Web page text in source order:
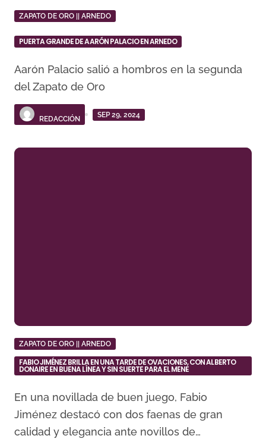
ZAPATO DE ORO || ARNEDO
PUERTA GRANDE DE AARÓN PALACIO EN ARNEDO
Aarón Palacio salió a hombros en la segunda
del Zapato de Oro
REDACCIÓN
SEP 29, 2024
ZAPATO DE ORO || ARNEDO
FABIO JIMÉNEZ BRILLA EN UNA TARDE DE OVACIONES, CON ALBERTO
DONAIRE EN BUENA LÍNEA Y SIN SUERTE PARA EL MENE
En una novillada de buen juego, Fabio
Jiménez destacó con dos faenas de gran
calidad y elegancia ante novillos de…